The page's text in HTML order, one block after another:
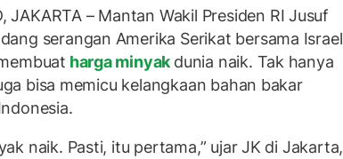
JAKARTA – Mantan Wakil Presiden RI Jusuf
serangan Amerika Serikat bersama Israel
harga minyak dunia naik. Tak hanya
bisa memicu kelangkaan bahan bakar
naik. Pasti, itu pertama,” ujar JK di Jakarta,